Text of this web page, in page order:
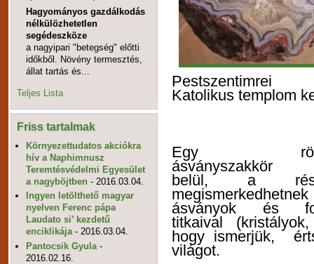
Hagyományos gazdálkodás
nélkülözhetetlen
segédeszköze
a nagyipari "betegség" előtti
időkből. Növény termesztés,
állat tartás és...
Teljes Lista
Friss tartalmak
Környezettudatos akciókra
hív a Naphimnusz
Teremtésvédelmi Egyesület
a nagyböjtben - 2016.03.04.
Ingyen letölthető magyar
nyelven Ferenc pápa
Laudato si’ kezdetű
enciklikája - 2016.03.04.
Pantocsik Gyula -
2016.02.16.
Pestszentimrei
Katolikus templom
Egy
ásványszakkör
belül, a
ásványok és
titkaival
hogy ismerjük,
világot.